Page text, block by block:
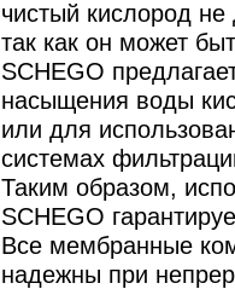
чистый кислород
так как он может
SCHEGO
насыщения воды
или для
системах
Таким образом,
SCHEGO
Все мембранные
надежны при